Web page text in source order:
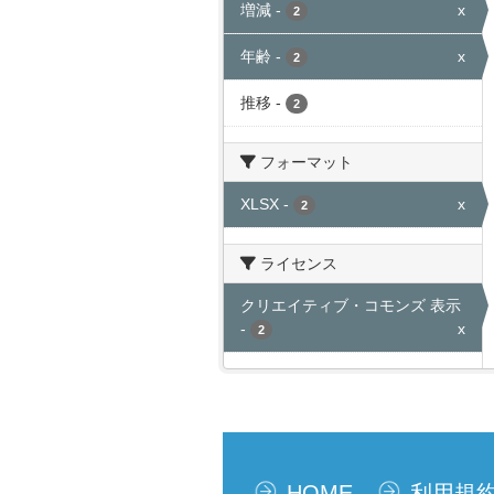
増減 - 2 x
年齢 - 2 x
推移 - 2
フォーマット
XLSX - 2 x
ライセンス
クリエイティブ・コモンズ 表示
-
2 x